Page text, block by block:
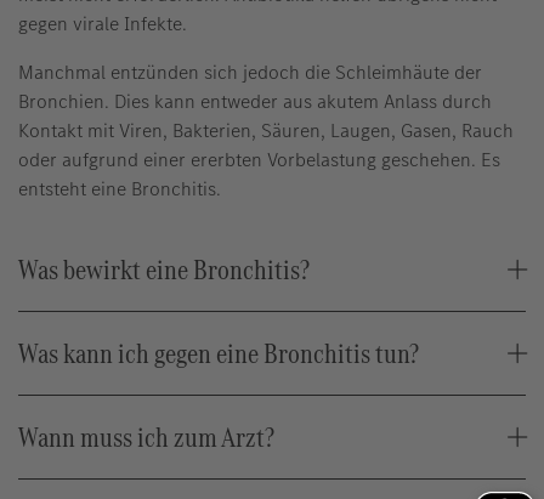
gegen virale Infekte.
Manchmal entzünden sich jedoch die Schleimhäute der
Bronchien. Dies kann entweder aus akutem Anlass durch
Kontakt mit Viren, Bakterien, Säuren, Laugen, Gasen, Rauch
oder aufgrund einer ererbten Vorbelastung geschehen. Es
entsteht eine Bronchitis.
Was bewirkt eine Bronchitis?
Was kann ich gegen eine Bronchitis tun?
Wann muss ich zum Arzt?